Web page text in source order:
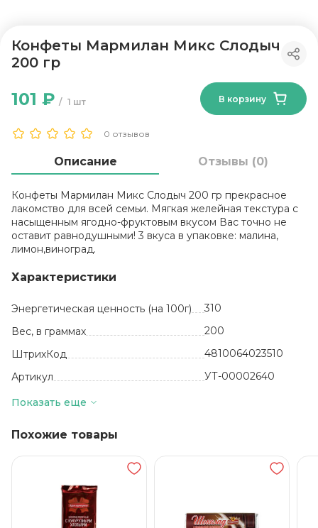
Конфеты Мармилан Микс Слодыч
200 гр
0 отзывов
1 шт
101 ₽ В корзину
Описание Отзывы (0)
Конфеты Мармилан Микс Слодыч 200 гр прекрасное
лакомство для всей семьи. Мягкая желейная текстура с
насыщенным ягодно-фруктовым вкусом Вас точно не
оставит равнодушными! 3 вкуса в упаковке: малина,
лимон,виноград.
Характеристики
Энергетическая ценность (на 100г)
310
Вес, в граммах
200
ШтрихКод
4810064023510
Артикул
УТ-00002640
Базовая единица
Жиры, в граммах (на 100 г)
Количество в упаковке
Срок годности
Температура хранения
от +15до +21
Показать еще
Похожие товары